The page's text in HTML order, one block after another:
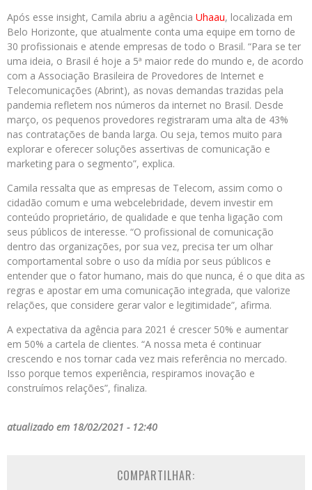
Após esse insight, Camila abriu a agência Uhaau, localizada em
Belo Horizonte, que atualmente conta uma equipe em torno de
30 profissionais e atende empresas de todo o Brasil. “Para se ter
uma ideia, o Brasil é hoje a 5ª maior rede do mundo e, de acordo
com a Associação Brasileira de Provedores de Internet e
Telecomunicações (Abrint), as novas demandas trazidas pela
pandemia refletem nos números da internet no Brasil. Desde
março, os pequenos provedores registraram uma alta de 43%
nas contratações de banda larga. Ou seja, temos muito para
explorar e oferecer soluções assertivas de comunicação e
marketing para o segmento”, explica.
Camila ressalta que as empresas de Telecom, assim como o
cidadão comum e uma webcelebridade, devem investir em
conteúdo proprietário, de qualidade e que tenha ligação com
seus públicos de interesse. “O profissional de comunicação
dentro das organizações, por sua vez, precisa ter um olhar
comportamental sobre o uso da mídia por seus públicos e
entender que o fator humano, mais do que nunca, é o que dita as
regras e apostar em uma comunicação integrada, que valorize
relações, que considere gerar valor e legitimidade”, afirma.
A expectativa da agência para 2021 é crescer 50% e aumentar
em 50% a cartela de clientes. “A nossa meta é continuar
crescendo e nos tornar cada vez mais referência no mercado.
Isso porque temos experiência, respiramos inovação e
construímos relações”, finaliza.
atualizado em 18/02/2021 - 12:40
COMPARTILHAR: